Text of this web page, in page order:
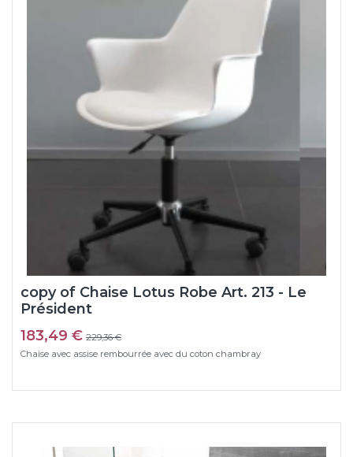
copy of Chaise Lotus Robe Art. 213 - Le
Président
183,49 € 229,36 €
Chaise avec assise rembourrée avec du coton chambray